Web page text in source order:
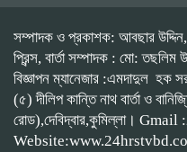
সম্পাদক ও প্রকাশক: আবছার
প্রিন্স, বার্তা সম্পাদক : মো:
বিজ্ঞাপন ম্যানেজার :এমদাদুল হক
(৫) দীলিপ কান্তি নাথ বার্তা ও
রোড),দেবিদ্বার,কুমিল্লা।